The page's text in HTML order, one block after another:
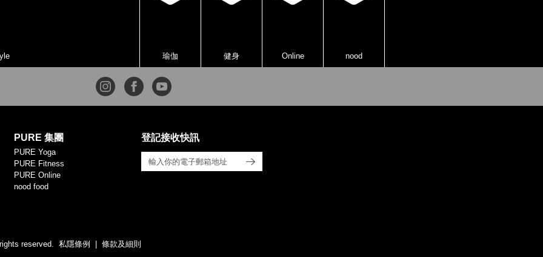
瑜伽 健身 Online nood
PURE 集團
PURE Yoga
PURE Fitness
PURE Online
nood food
登記接收快訊
reserved. 私隱條例 條款及細則